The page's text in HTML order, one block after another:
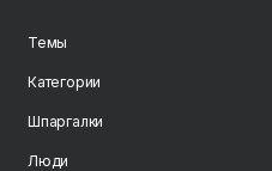
Темы
Категории
Шпаргалки
Люди